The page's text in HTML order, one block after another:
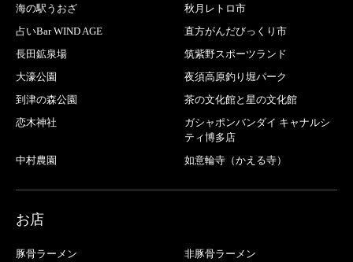
海の駅うおざ
秋月レトロ市
占いBar WIND AGE
直方がんだびっくり市
長田鉱泉場
筑紫野スポーツランド
大濠公園
夜須高原釣り堀パーク
到津の森公園
茶の文化館と星の文化館
恋木神社
ガシャポンバンダイ キャナルシ
ティ博多店
中村農園
如意輪寺（かえる寺）
お店
豚骨ラーメン 非豚骨ラーメン